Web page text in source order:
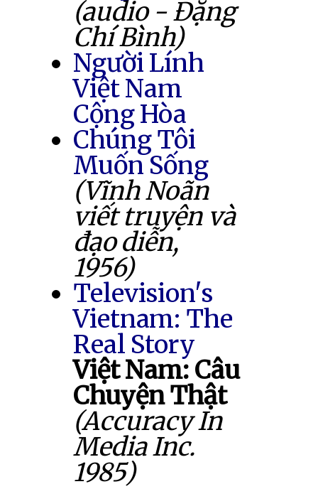
(audio - Đặng
Chí Bình)
Người Lính
Việt Nam
Cộng Hòa
Chúng Tôi
Muốn Sống
(Vĩnh Noãn
viết truyện và
đạo diễn,
1956)
Television's
Vietnam: The
Real Story
Việt Nam: Câu
Chuyện Thật
(Accuracy In
Media Inc.
1985)